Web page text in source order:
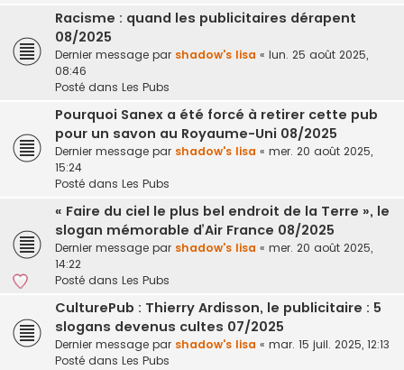
Racisme : quand les publicitaires dérapent
08/2025
Dernier message par shadow's lisa « lun. 25 août 2025,
08:46
Posté dans Les Pubs
Pourquoi Sanex a été forcé à retirer cette pub
pour un savon au Royaume-Uni 08/2025
Dernier message par shadow's lisa « mer. 20 août 2025,
15:24
Posté dans Les Pubs
« Faire du ciel le plus bel endroit de la Terre », le
slogan mémorable d’Air France 08/2025
Dernier message par shadow's lisa « mer. 20 août 2025,
14:22
Posté dans Les Pubs
CulturePub : Thierry Ardisson, le publicitaire : 5
slogans devenus cultes 07/2025
Dernier message par shadow's lisa « mar. 15 juil. 2025, 12:13
Posté dans Les Pubs